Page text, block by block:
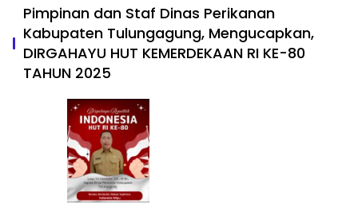
Pimpinan dan Staf Dinas Perikanan
Kabupaten Tulungagung, Mengucapkan,
DIRGAHAYU HUT KEMERDEKAAN RI KE-80
TAHUN 2025